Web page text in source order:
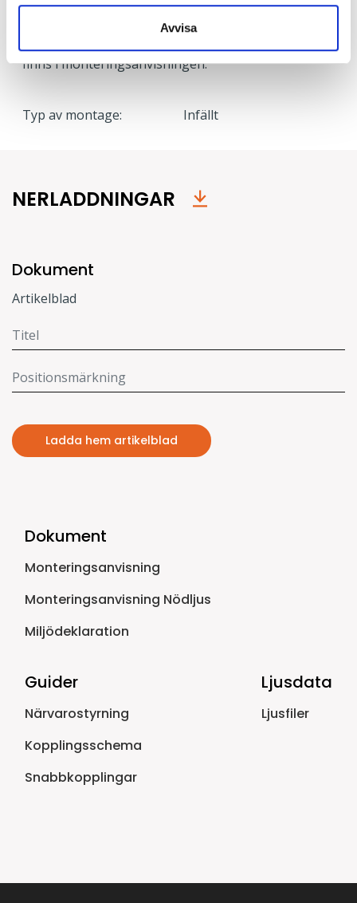
Avvisa
Monteras helt utan verktyg. Vid montering i mjukt
undertak rekommenderas användning av
finns i monteringsanvisningen.
Typ av montage: Infällt
NERLADDNINGAR
Dokument
Artikelblad
Ladda hem artikelblad
Dokument
Monteringsanvisning
Monteringsanvisning Nödljus
Miljödeklaration
Guider
Närvarostyrning
Kopplingsschema
Snabbkopplingar
Ljusdata
Ljusfiler